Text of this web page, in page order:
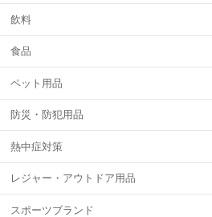
飲料
食品
ペット用品
防災・防犯用品
熱中症対策
レジャー・アウトドア用品
スポーツブランド